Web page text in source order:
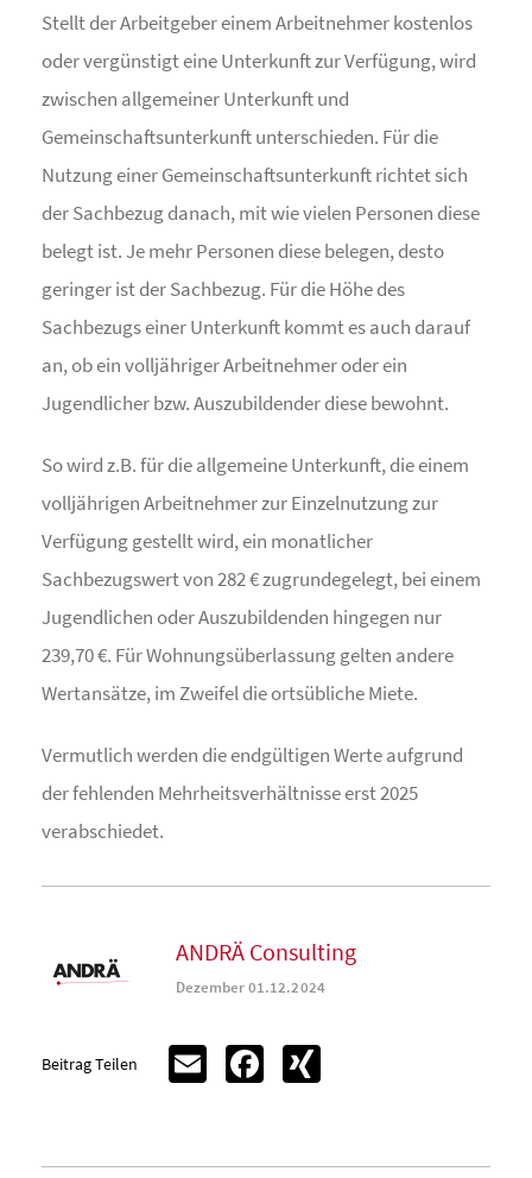
Stellt der Arbeitgeber einem Arbeitnehmer kostenlos
oder vergünstigt eine Unterkunft zur Verfügung, wird
zwischen allgemeiner Unterkunft und
Gemeinschaftsunterkunft unterschieden. Für die
Nutzung einer Gemeinschaftsunterkunft richtet sich
der Sachbezug danach, mit wie vielen Personen diese
belegt ist. Je mehr Personen diese belegen, desto
geringer ist der Sachbezug. Für die Höhe des
Sachbezugs einer Unterkunft kommt es auch darauf
an, ob ein volljähriger Arbeitnehmer oder ein
Jugendlicher bzw. Auszubildender diese bewohnt.
So wird z.B. für die allgemeine Unterkunft, die einem
volljährigen Arbeitnehmer zur Einzelnutzung zur
Verfügung gestellt wird, ein monatlicher
Sachbezugswert von 282 € zugrundegelegt, bei einem
Jugendlichen oder Auszubildenden hingegen nur
239,70 €. Für Wohnungsüberlassung gelten andere
Wertansätze, im Zweifel die ortsübliche Miete.
Vermutlich werden die endgültigen Werte aufgrund
der fehlenden Mehrheitsverhältnisse erst 2025
verabschiedet.
ANDRÄ Consulting
Dezember 01.12.2024
Beitrag Teilen Email Facebook